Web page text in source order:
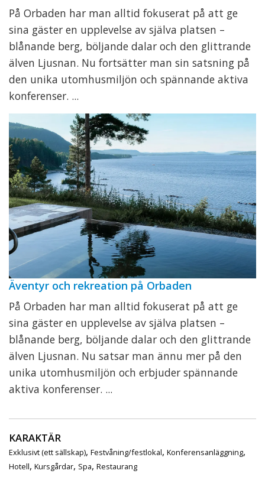
På Orbaden har man alltid fokuserat på att ge
sina gäster en upplevelse av själva platsen –
blånande berg, böljande dalar och den glittrande
älven Ljusnan. Nu fortsätter man sin satsning på
den unika utomhusmiljön och spännande aktiva
konferenser. ...
Äventyr och rekreation på Orbaden
På Orbaden har man alltid fokuserat på att ge
sina gäster en upplevelse av själva platsen –
blånande berg, böljande dalar och den glittrande
älven Ljusnan. Nu satsar man ännu mer på den
unika utomhusmiljön och erbjuder spännande
aktiva konferenser. ...
KARAKTÄR
Exklusivt (ett sällskap), Festvåning/festlokal, Konferensanläggning,
Hotell, Kursgårdar, Spa, Restaurang